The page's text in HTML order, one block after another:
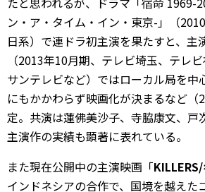
ン・ア・タイム・イン・東京-」（
日系）で連ドラ初主演を果たすと、主
（2013年10月期、テレビ埼玉、テレ
サンテレビなど）ではローカル局を中
にもかかわらず映画化が決まるなど（
定。共演は蓮佛美沙子、寺脇康文、戸
主演作の実績も顕著に表れている。
また現在公開中の主演映画「
インドネシアの合作で、国境を越えた